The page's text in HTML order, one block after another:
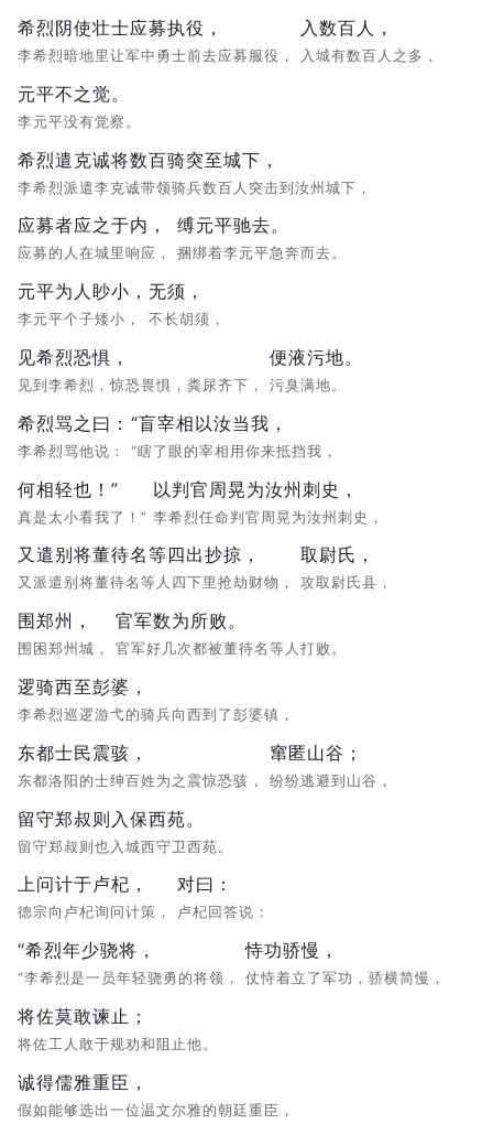
希烈阴使壮士应募执役，
李希烈暗地里让军中勇士前去应募服役，
入数百人，
入城有数百人之多，
元平不之觉。
李元平没有觉察。
希烈遣克诚将数百骑突至城下，
李希烈派遣李克诚带领骑兵数百人突击到汝州城下，
应募者应之于内，
应募的人在城里响应，
缚元平驰去。
捆绑着李元平急奔而去。
元平为人眇小，
李元平个子矮小，
无须，
不长胡须，
见希烈恐惧，
见到李希烈，惊恐畏惧，粪尿齐下，
便液污地。
污臭满地。
希烈骂之曰：
李希烈骂他说：
“盲宰相以汝当我，
“瞎了眼的宰相用你来抵挡我，
何相轻也！”
真是太小看我了！”
以判官周晃为汝州刺史，
李希烈任命判官周晃为汝州刺史，
又遣别将董待名等四出抄掠，
又派遣别将董待名等人四下里抢劫财物，
取尉氏，
攻取尉氏县，
围郑州，
围困郑州城，
官军数为所败。
官军好几次都被董待名等人打败。
逻骑西至彭婆，
李希烈巡逻游弋的骑兵向西到了彭婆镇，
东都士民震骇，
东都洛阳的士绅百姓为之震惊恐骇，
窜匿山谷；
纷纷逃避到山谷，
留守郑叔则入保西苑。
留守郑叔则也入城西守卫西苑。
上问计于卢杞，
德宗向卢杞询问计策，
对曰：
卢杞回答说：
“希烈年少骁将，
“李希烈是一员年轻骁勇的将领，
恃功骄慢，
仗恃着立了军功，骄横简慢，
将佐莫敢谏止；
将佐工人敢于规劝和阻止他。
诚得儒雅重臣，
假如能够选出一位温文尔雅的朝廷重臣，